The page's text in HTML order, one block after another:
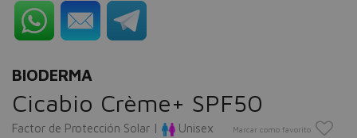
BIODERMA
Cicabio Crème+ SPF50
Factor de Protección Solar | Unisex Marcar como favorito